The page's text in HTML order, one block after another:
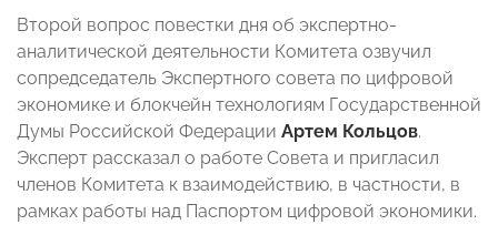
Второй вопрос повестки дня об экспертно-
аналитической деятельности Комитета озвучил
сопредседатель Экспертного совета по цифровой
экономике и блокчейн технологиям Государственной
Думы Российской Федерации Артем Кольцов.
Эксперт рассказал о работе Совета и пригласил
членов Комитета к взаимодействию, в частности, в
рамках работы над Паспортом цифровой экономики.